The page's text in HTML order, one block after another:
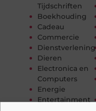
Tijdschriften
Boekhouding
Cadeau
Commercie
Dienstverlening
Dieren
Electronica en
Computers
Energie
Entertainment